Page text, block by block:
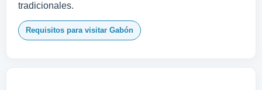
tradicionales.
Requisitos para visitar Gabón